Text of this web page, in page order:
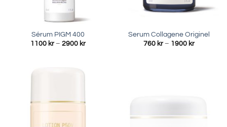
Sérum PIGM 400
1100 kr – 2900 krPrisintervall:
Serum Collagene Originel
760 kr – 1900 kr